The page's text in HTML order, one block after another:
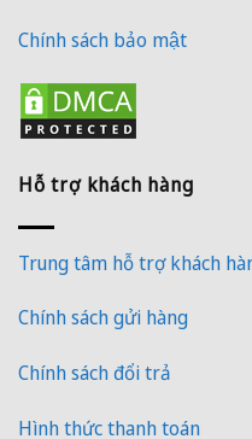
Chính sách bảo mật
Hỗ trợ khách hàng
Trung tâm hỗ trợ khách
Chính sách gửi hàng
Chính sách đổi trả
Hình thức thanh toán